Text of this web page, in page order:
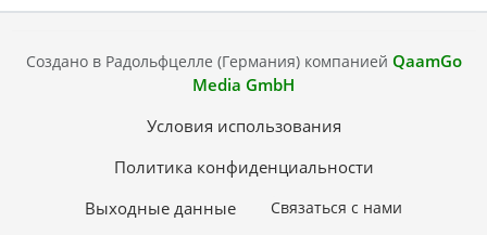
Создано в Радольфцелле (Германия) компанией QaamGo
Media GmbH
Условия использования
Политика конфиденциальности
Выходные данные
Связаться с нами